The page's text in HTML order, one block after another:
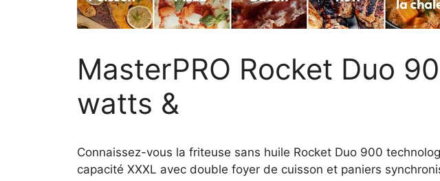
MasterPRO Rocket Duo
watts &
Connaissez-vous la friteuse sans huile Rocket Duo 900
capacité XXXL avec double foyer de cuisson et paniers